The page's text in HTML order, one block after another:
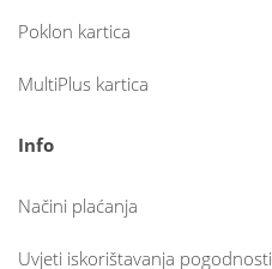
Poklon kartica
MultiPlus kartica
Info
Načini plaćanja
Uvjeti iskorištavanja pogodnosti